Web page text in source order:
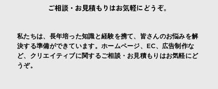
ご相談・お見積もりはお気軽にどうぞ。
私たちは、長年培った知識と経験を携て、皆さんのお悩みを解
決する準備ができています。ホームページ、EC、広告制作な
ど、クリエイティブに関するご相談・お見積もりはお気軽にど
うぞ。